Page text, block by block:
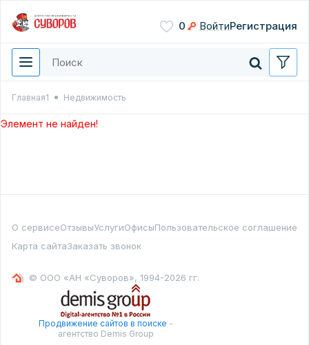
0 ВойтиРегистрация
Главная1 Недвижимость
Элемент не найден!
О сервисеОтзывыУслугиОфисыПользовательское соглашение
Карта сайтаЗаказать звонок
© ООО «АН «Суворов», 1994-2026 гг.
Продвижение сайтов в поиске -
агентство Demis Group
Введите цифры с картинки
Нажимая кнопку, вы даете
согласие на обработку
персональных данных